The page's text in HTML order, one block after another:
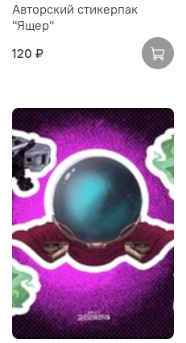
Авторский стикерпак
"Ящер"
120 ₽